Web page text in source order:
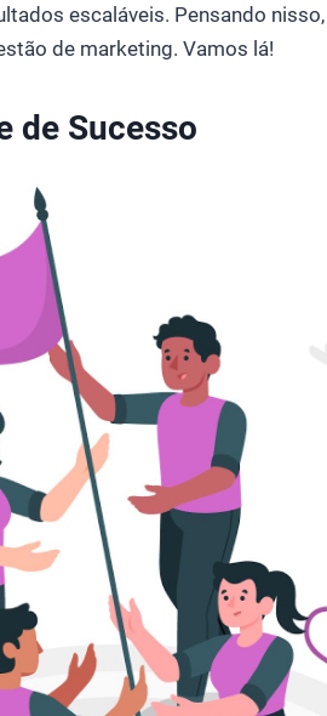
escaláveis. Pensando
de marketing. Vamos lá!
de Sucesso